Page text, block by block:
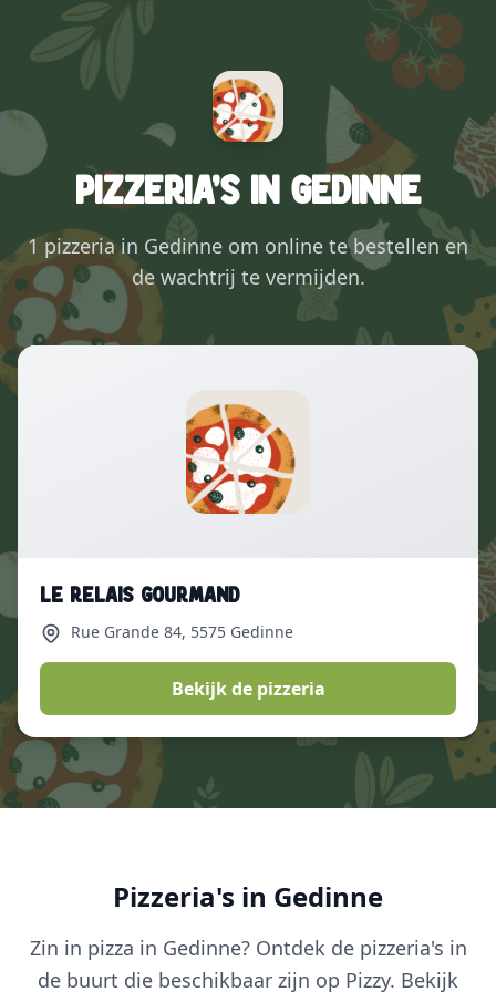
Pizzeria's in Gedinne
1 pizzeria in Gedinne om online te bestellen en
de wachtrij te vermijden.
Le Relais Gourmand
Rue Grande 84, 5575 Gedinne
Bekijk de pizzeria
Pizzeria's in Gedinne
Zin in pizza in Gedinne? Ontdek de pizzeria's in
de buurt die beschikbaar zijn op Pizzy. Bekijk